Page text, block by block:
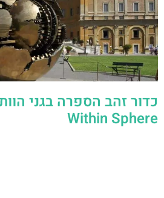
Within Sphere